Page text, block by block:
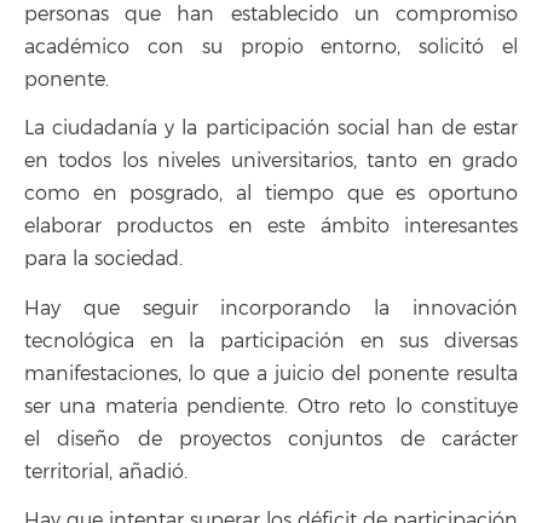
personas que han establecido un compromiso
académico con su propio entorno, solicitó el
ponente.
La ciudadanía y la participación social han de estar
en todos los niveles universitarios, tanto en grado
como en posgrado, al tiempo que es oportuno
elaborar productos en este ámbito interesantes
para la sociedad.
Hay que seguir incorporando la innovación
tecnológica en la participación en sus diversas
manifestaciones, lo que a juicio del ponente resulta
ser una materia pendiente. Otro reto lo constituye
el diseño de proyectos conjuntos de carácter
territorial, añadió.